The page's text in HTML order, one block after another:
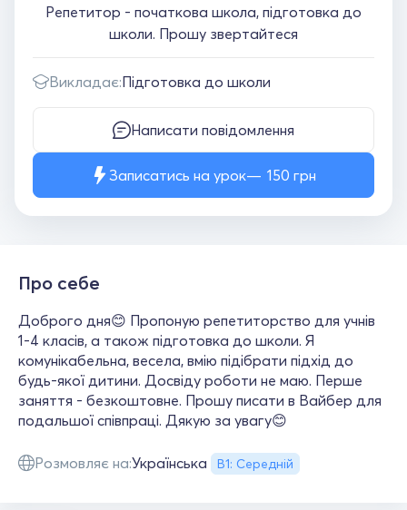
Репетитор - початкова школа, підготовка до
школи. Прошу звертайтеся
Викладає:Підготовка до школи
Написати повідомлення
Записатись на урок 150 грн
Про себе
Доброго дня😊 Пропоную репетиторство для учнів
1-4 класів, а також підготовка до школи. Я
комунікабельна, весела, вмію підібрати підхід до
будь-якої дитини. Досвіду роботи не маю. Перше
заняття - безкоштовне. Прошу писати в Вайбер для
подальшої співпраці. Дякую за увагу😊
Розмовляє на:Українська В1: Середній